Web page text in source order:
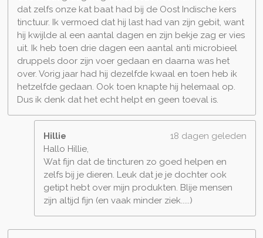
dat zelfs onze kat baat had bij de Oost Indische kers
tinctuur. Ik vermoed dat hij last had van zijn gebit, want
hij kwijlde al een aantal dagen en zijn bekje zag er vies
uit. Ik heb toen drie dagen een aantal anti microbieel
druppels door zijn voer gedaan en daarna was het
over. Vorig jaar had hij dezelfde kwaal en toen heb ik
hetzelfde gedaan. Ook toen knapte hij helemaal op.
Dus ik denk dat het echt helpt en geen toeval is.
Hillie
18 dagen geleden
Hallo Hillie,
Wat fijn dat de tincturen zo goed helpen en
zelfs bij je dieren. Leuk dat je je dochter ook
getipt hebt over mijn produkten. Blije mensen
zijn altijd fijn (en vaak minder ziek.....)